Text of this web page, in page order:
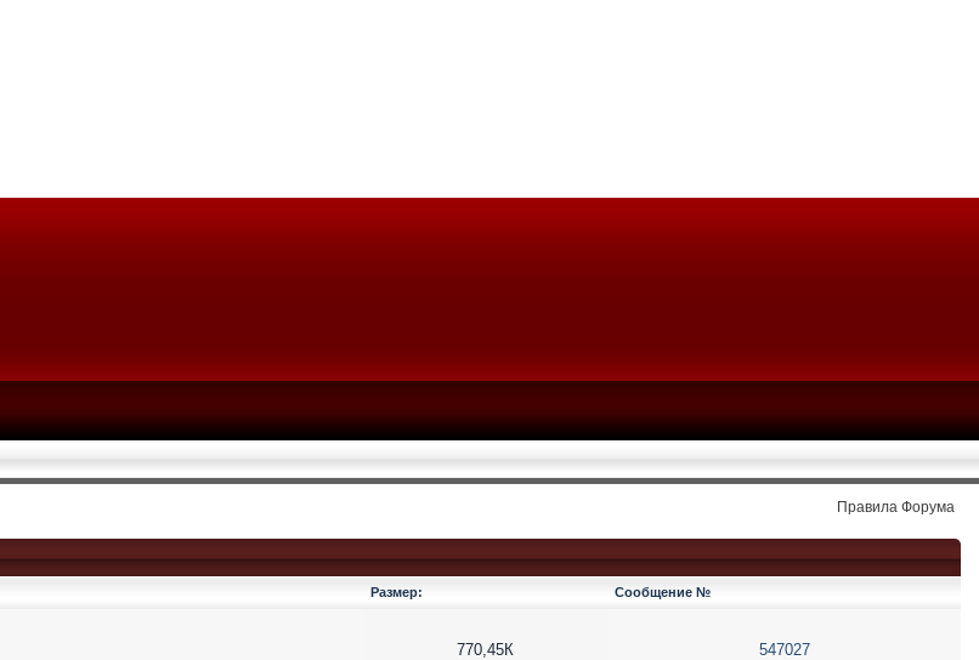
Правила Форума
Размер: Сообщение №
770,45К 547027